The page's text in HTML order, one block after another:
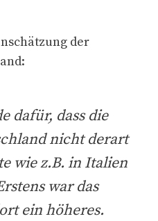
der
dafür, dass die
nicht derart
wie z.B. in Italien
war das
ein höheres.